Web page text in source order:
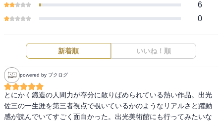
6
0
新着順 いいね！順
powered by ブクログ
とにかく鐡造の人間力が存分に散りばめられている熱い作品。出光
佐三の一生涯を第三者視点で覗いているかのようなリアルさと躍動
感が読んでいてすごく面白かった。出光美術館にも行ってみたいな